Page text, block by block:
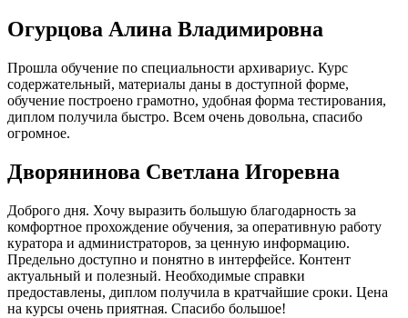
Огурцова Алина Владимировна
Прошла обучение по специальности архивариус. Курс
содержательный, материалы даны в доступной форме,
обучение построено грамотно, удобная форма тестирования,
диплом получила быстро. Всем очень довольна, спасибо
огромное.
Дворянинова Светлана Игоревна
Доброго дня. Хочу выразить большую благодарность за
комфортное прохождение обучения, за оперативную работу
куратора и администраторов, за ценную информацию.
Предельно доступно и понятно в интерфейсе. Контент
актуальный и полезный. Необходимые справки
предоставлены, диплом получила в кратчайшие сроки. Цена
на курсы очень приятная. Спасибо большое!